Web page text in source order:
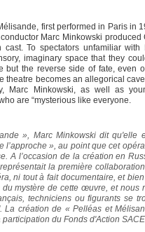
first performed in Paris in
Marc Minkowski
cast. To spectators unfamiliar
imaginary space that they
but the reverse side of fate, even
theatre becomes an allegorical
Marc Minkowski, as well as
are “mysterious like everyone.
», Marc Minkowski dit
l’approche », au point que cet
A l’occasion de la création en
la première
ni tout à fait documentaire, et
mystère de cette œuvre, et nous
techniciens ou figurants se
La création de « Pelléas et
du Fonds d'Action